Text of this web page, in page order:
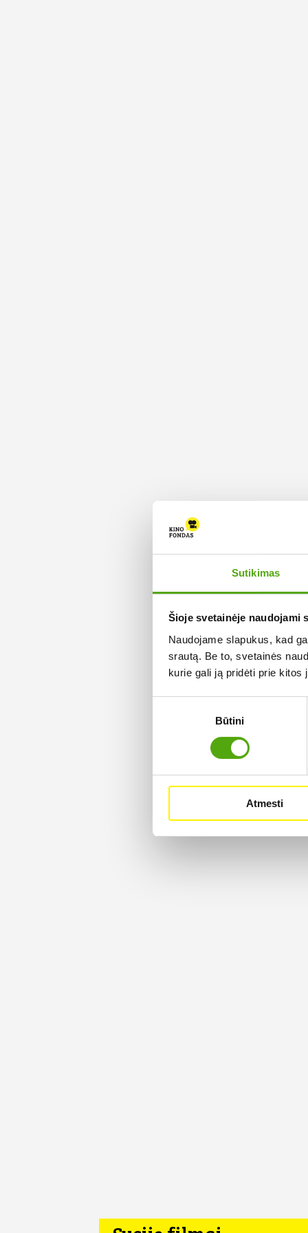
Sutikimas
Šioje svetainėje naudojami
Naudojame slapukus, kad
srautą. Be to, svetainės
kurie gali ją pridėti prie kitos
Būtini
Atmesti